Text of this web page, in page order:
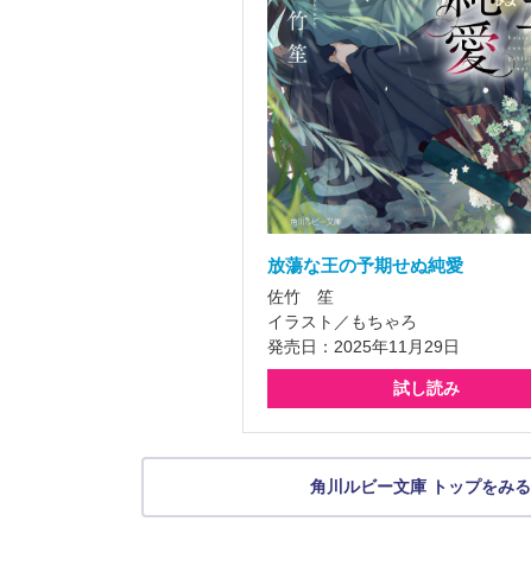
放蕩な王の予期せぬ純愛
佐竹 笙
イラスト／もちゃろ
発売日：2025年11月29日
試し読み
角川ルビー文庫 トップをみる